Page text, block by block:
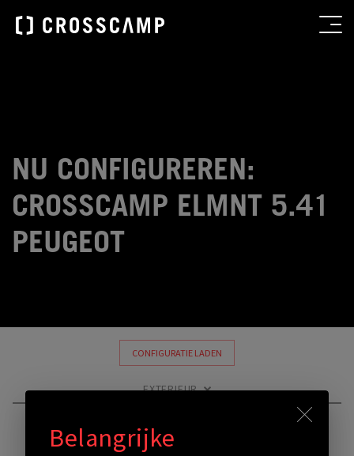
NU CONFIGUREREN:
CROSSCAMP ELMNT 5.41
PEUGEOT
CONFIGURATIE LADEN
EXTERIEUR
Durch Scrolling wird der
Belangrijke